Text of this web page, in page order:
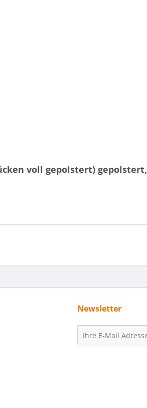
voll gepolstert) gepolstert,
Newsletter